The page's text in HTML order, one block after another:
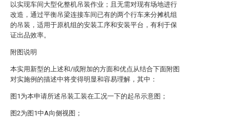
以实现车间大型化整机吊装作业；且无需对现有场地进行
改造，通过平衡吊梁连接车间已有的两个行车来分摊机组
的吊装，适用于原机组的安装工序和安装平台，有利于保
证出品效率。
附图说明
本实用新型的上述和/或附加的方面和优点从结合下面附图
对实施例的描述中将变得明显和容易理解，其中：
图1为本申请所述吊装工装在工况一下的起吊示意图；
图2为图1中A向侧视图；